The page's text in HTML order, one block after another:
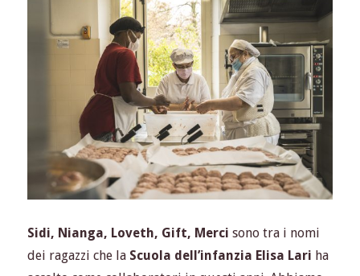
Sidi, Nianga, Loveth, Gift, Merci sono tra i nomi
dei ragazzi che la Scuola dell’infanzia Elisa Lari ha